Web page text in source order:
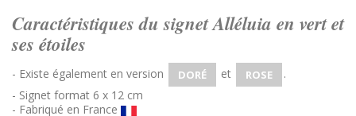
Caractéristiques du signet Alléluia en vert et
ses étoiles
- Existe également en version DORÉ et ROSE
.
- Signet format 6 x 12 cm
- Fabriqué en France